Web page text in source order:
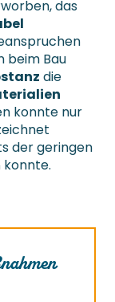
das
beim Bau
die
konnte nur
der geringen